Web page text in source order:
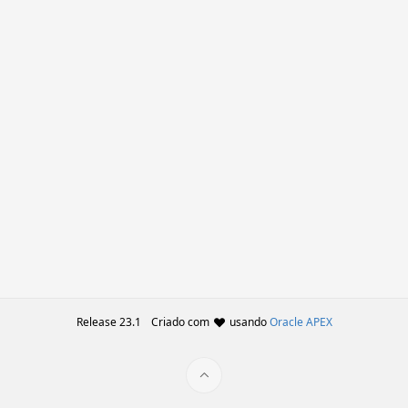
Release 23.1 Criado com usandoOracle APEX